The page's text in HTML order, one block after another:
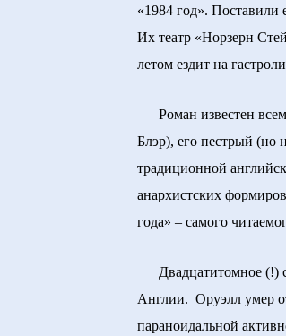
«1984 год».
Их театр «Норзерн
летом ездит на
Роман известен
Блэр), его пестрый (но
традиционной
анархистских
года» – самого
Двадцатитомное (!)
Англии. Оруэлл умер
параноидальной